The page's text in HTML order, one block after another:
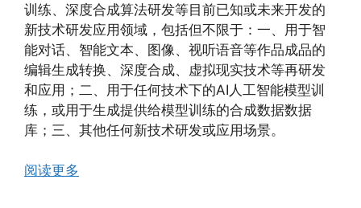
训练、深度合成算法研发等目前已知或未来开发的
新技术研发应用领域，包括但不限于：一、用于智
能对话、智能文本、图像、视听语音等作品成品的
编辑生成转换、深度合成、虚拟现实技术等再研发
和应用；二、用于任何技术下的AI人工智能模型训
练，或用于生成提供给模型训练的合成数据数据
库；三、其他任何新技术研发或应用场景。
阅读更多